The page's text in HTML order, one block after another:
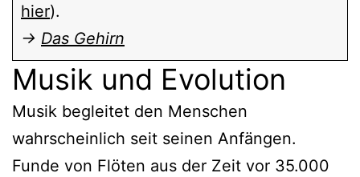
hier).
→ Das Gehirn
Musik und Evolution
Musik begleitet den Menschen
wahrscheinlich seit seinen Anfängen.
Funde von Flöten aus der Zeit vor 35.000